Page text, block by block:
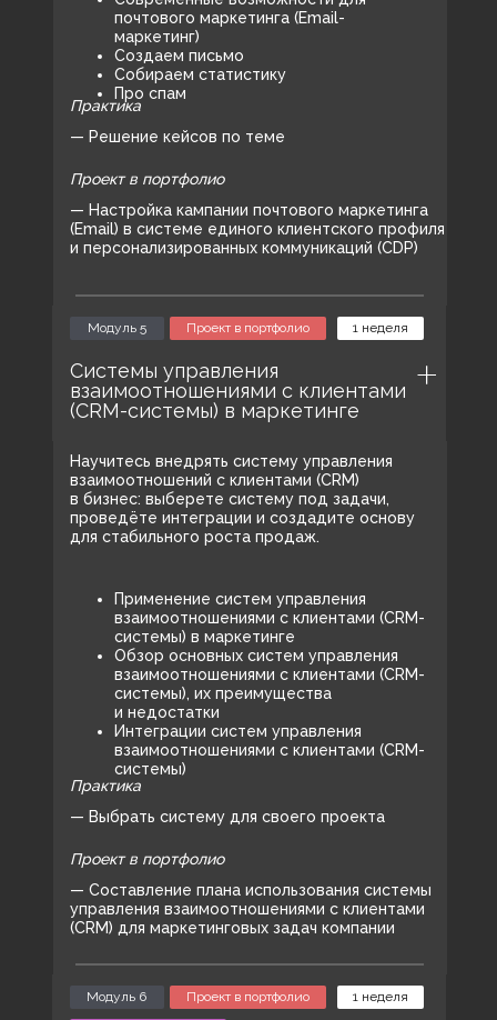
почтового маркетинга (Email-
маркетинг)
Создаем письмо
Собираем статистику
Про спам
Практика
— Решение кейсов по теме
Проект в портфолио
— Настройка кампании почтового маркетинга
(Email) в системе единого клиентского профиля
и персонализированных коммуникаций (CDP)
Cистемы управления
взаимоотношениями с клиентами
(CRM-системы) в маркетинге
Модуль 5 Проект в портфолио 1 неделя
Применение систем управления
взаимоотношениями с клиентами (CRM-
системы) в маркетинге
Обзор основных систем управления
взаимоотношениями с клиентами (CRM-
системы), их преимущества
и недостатки
Интеграции систем управления
взаимоотношениями с клиентами (CRM-
системы)
Научитесь внедрять систему управления
взаимоотношений с клиентами (CRM)
в бизнес: выберете систему под задачи,
проведёте интеграции и создадите основу
для стабильного роста продаж.
Практика
— Выбрать систему для своего проекта
Проект в портфолио
— Составление плана использования системы
управления взаимоотношениями с клиентами
(CRM) для маркетинговых задач компании
Модуль 6 Проект в портфолио 1 неделя
Станете профи в
почтовом маркетинге —
даже если ничего не
умели или думали, что
достигли потолка
Заберете 6 проектов в портфолио
и актуальные навыки для 2026 «без
воды» — и станете стоить дороже.
Маркетолог почтовых
рассылок (Email-маркетолог)
55 200 ₽
92 000 ₽